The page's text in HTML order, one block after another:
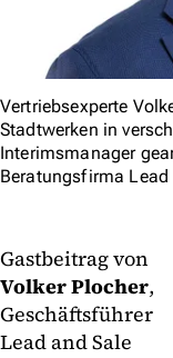
Vertriebsexperte
Stadtwerken in
Interimsmanager
Beratungsfirma Lead
Gastbeitrag von
Volker Plocher,
Geschäftsführer
Lead and Sale